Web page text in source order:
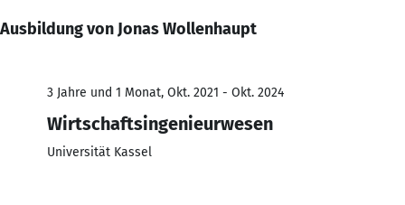
Ausbildung von Jonas Wollenhaupt
3 Jahre und 1 Monat, Okt. 2021 - Okt. 2024
Wirtschaftsingenieurwesen
Universität Kassel